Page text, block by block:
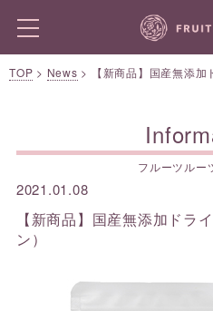
TOP > News > 【新商品】国産無添
フルーツルー
2021.01.08
【新商品】国産無添加ドラ
ン）